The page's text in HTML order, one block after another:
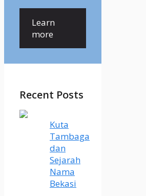
Learn
more
Recent Posts
Kuta
Tambaga
dan
Sejarah
Nama
Bekasi